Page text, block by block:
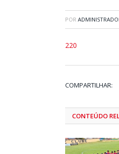
POR
220
COMPARTILHAR:
CONTEÚDO